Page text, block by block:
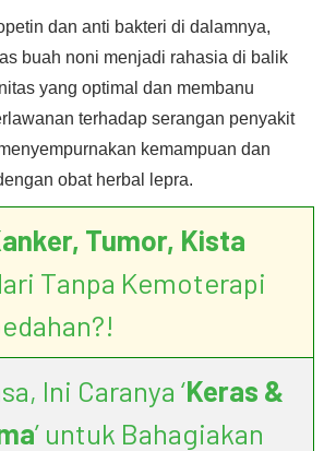
dan anti bakteri di dalamnya,
buah noni menjadi rahasia di balik
yang optimal dan membanu
terhadap serangan penyakit
kemampuan dan
obat herbal lepra.
Tumor, Kista
Tanpa Kemoterapi
Ini Caranya ‘Keras &
’ untuk Bahagiakan